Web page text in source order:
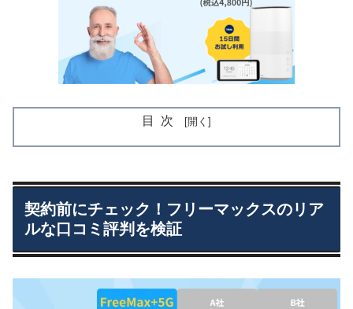
目次
契約前にチェック！フリーマックスのリア
ルな口コミ評判を検証